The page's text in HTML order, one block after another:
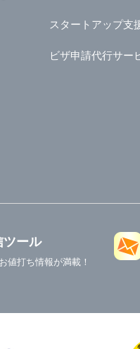
スタートアップ支
ビザ申請代行サー
ツール
値打ち情報が満載！